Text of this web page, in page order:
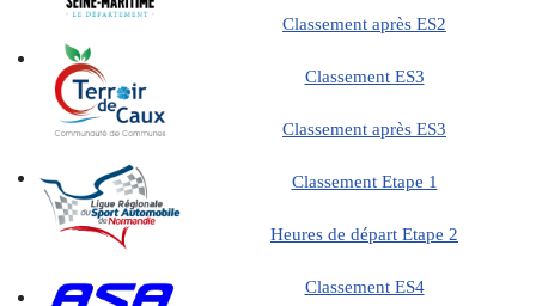
Classement après ES2
Classement ES3
Classement après ES3
Classement Etape 1
Heures de départ Etape 2
Classement ES4